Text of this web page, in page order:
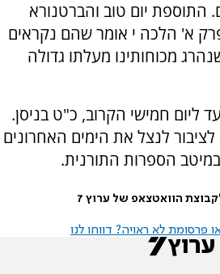
התוספת יום טוב והברטנורא
א' הלכה י אומר שהם נקראים
מכוחותינו מעלתו גדולה
ליום חמישי הקרוב, כ"ט בניסן.
לנצל את הימים האחרונים
הספרות התורנית.
הוואטצאפ של ערוץ 7
פרסומת לא ראויה? דווחו לנו